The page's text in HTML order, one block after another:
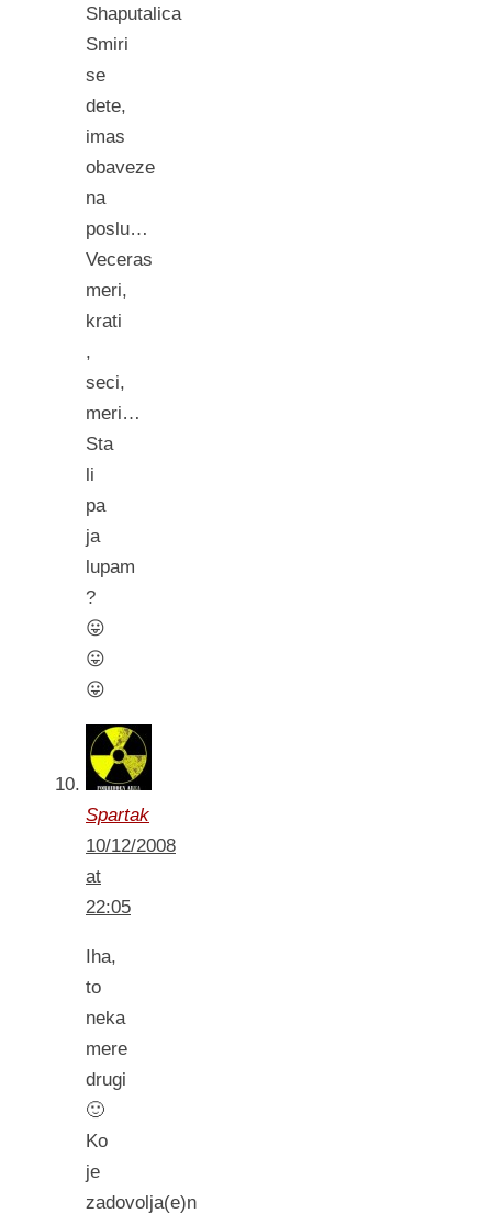
Shaputalica
Smiri
se
dete,
imas
obaveze
na
poslu…
Veceras
meri,
krati
,
seci,
meri…
Sta
li
pa
ja
lupam
?
😛
😛
😛
Spartak
10/12/2008
at
22:05
Iha,
to
neka
mere
drugi
🙂
Ko
je
zadovolja(e)n